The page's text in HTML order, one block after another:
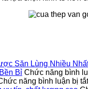
Săn Lùng Nhiều
Bỉ Chức năng bình
năng bình luận bị tắt